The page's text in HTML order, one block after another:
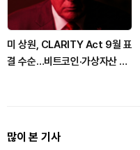
미 상원, CLARITY Act 9월 표
결 수순…비트코인·가상자산 규
많이 본 기사